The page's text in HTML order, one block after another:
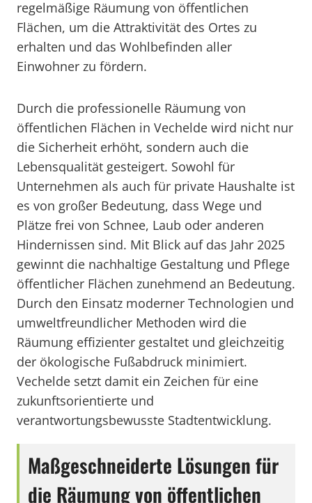
regelmäßige Räumung von öffentlichen
Flächen, um die Attraktivität des Ortes zu
erhalten und das Wohlbefinden aller
Einwohner zu fördern.
Durch die professionelle Räumung von
öffentlichen Flächen in Vechelde wird nicht nur
die Sicherheit erhöht, sondern auch die
Lebensqualität gesteigert. Sowohl für
Unternehmen als auch für private Haushalte ist
es von großer Bedeutung, dass Wege und
Plätze frei von Schnee, Laub oder anderen
Hindernissen sind. Mit Blick auf das Jahr 2025
gewinnt die nachhaltige Gestaltung und Pflege
öffentlicher Flächen zunehmend an Bedeutung.
Durch den Einsatz moderner Technologien und
umweltfreundlicher Methoden wird die
Räumung effizienter gestaltet und gleichzeitig
der ökologische Fußabdruck minimiert.
Vechelde setzt damit ein Zeichen für eine
zukunftsorientierte und
verantwortungsbewusste Stadtentwicklung.
Maßgeschneiderte Lösungen für
die Räumung von öffentlichen